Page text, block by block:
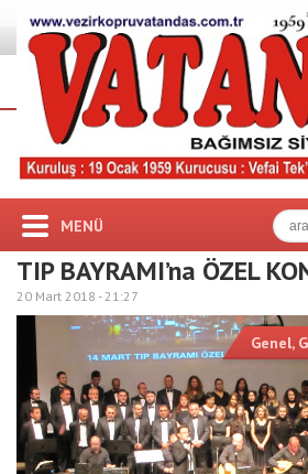
MENÜ
TIP BAYRAMI’na ÖZEL
20 Mart 2018 -21:27
Genel,